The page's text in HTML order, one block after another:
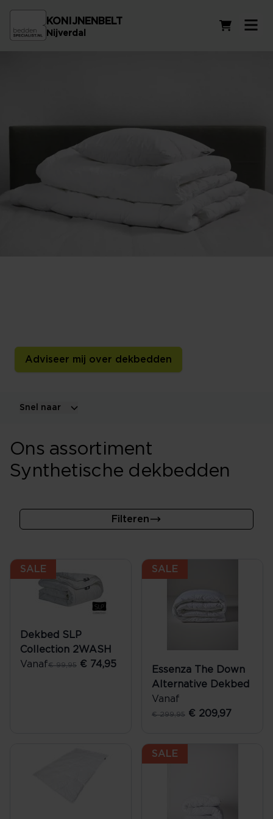
KONIJNENBELT
Nijverdal
Adviseer mij over dekbedden
Snel naar
Ons assortiment
Synthetische dekbedden
Filteren
SALE
Dekbed SLP
Collection 2WASH
Vanaf€ 99,95 € 74,95
SALE
Essenza The Down
Alternative Dekbed
Vanaf
€ 299,95 € 209,97
SALE